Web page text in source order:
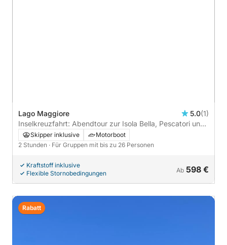
Lago Maggiore 5.0(1)
Inselkreuzfahrt: Abendtour zur Isola Bella, Pescatori und
MadreSkipper inklusive
Motorboot
2 Stunden · Für Gruppen mit bis zu 26 Personen
Kraftstoff inklusive
Flexible Stornobedingungen
Ab 598 €
Rabatt